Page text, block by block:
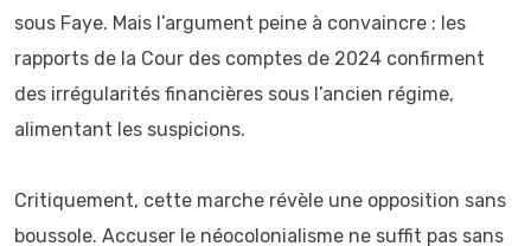
sous Faye. Mais l’argument peine à convaincre : les
rapports de la Cour des comptes de 2024 confirment
des irrégularités financières sous l’ancien régime,
alimentant les suspicions.
Critiquement, cette marche révèle une opposition sans
boussole. Accuser le néocolonialisme ne suffit pas sans